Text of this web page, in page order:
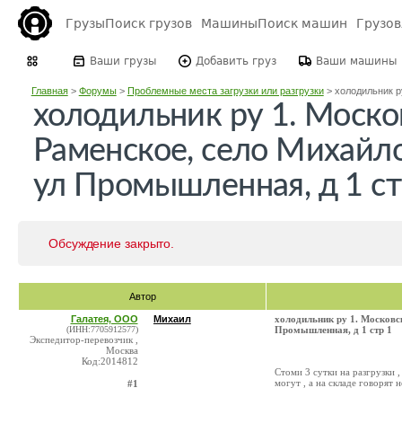
ГрузыПоиск грузов МашиныПоиск машин
Ваши грузы Добавить груз Ваши машины
Главная> Форумы> Проблемные места загрузки или разгрузки> холодильник
холодильник ру 1.
Раменское, село
ул Промышленная, д 1
Обсуждение закрыто.
Автор
Галатея, ООО
(ИНН:7705912577)
Экспедитор-перевозчик ,
Москва
Код:2014812
#1
Михаил
холодильник ру 1.
Промышленная, д 1 стр 1
Стоми 3 сутки на
могут , а на складе говорят